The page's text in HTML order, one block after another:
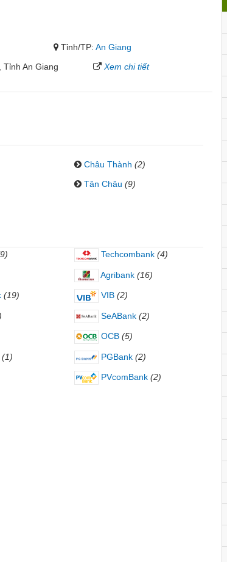
Tỉnh/TP:An Giang
An Giang
Xem chi tiết
Châu Thành (2)
Tân Châu (9)
Techcombank (4)
Agribank (16)
(19) VIB (2)
SeABank (2)
OCB (5)
(1) PGBank (2)
PVcomBank (2)